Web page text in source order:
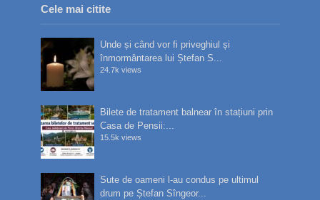
Cele mai citite
Unde și când vor fi priveghiul și
înmormântarea lui Ștefan S...
24.7k views
Bilete de tratament balnear în stațiuni prin
Casa de Pensii:...
15.5k views
Sute de oameni l-au condus pe ultimul
drum pe Ștefan Sîngeor...